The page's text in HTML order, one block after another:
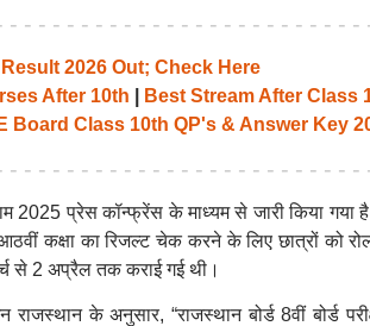
2026 Out; Check Here
After 10th
Best Stream After Class
Board Class 10th QP's & Answer Key
2025 प्रेस कॉन्फ्रेंस के माध्यम से जारी किया
कक्षा का रिजल्ट चेक करने के लिए छात्रों को
से 2 अप्रैल तक कराई गई थी।
के अनुसार, “राजस्थान बोर्ड 8वीं बोर्ड